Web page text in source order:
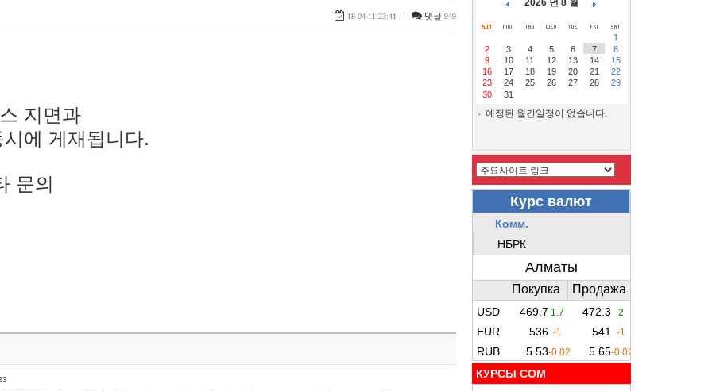
18-04-11 23:41 | 댓글 949
지면과
에 게재됩니다.
문의
2026 년 8 월
1
2
3 4 5 6 7
8
9
10 11 12 13 14
15
16
17 18 19 20 21
22
23
24 25 26 27 28
29
30
31
예정된 월간일정이 없습니다.
КУРСЫ COM